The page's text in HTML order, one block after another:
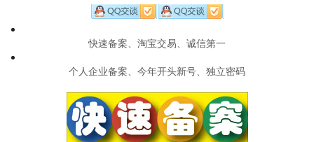
快速备案、淘宝交易、诚信第一
个人企业备案、今年开头新号、独立密码